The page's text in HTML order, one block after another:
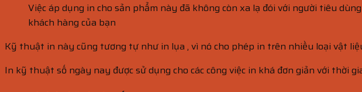
Việc áp dụng in cho sản phẩm này đã không còn xa lạ đói với người tiêu
khách hàng của bạn
Kỹ thuật in này cũng tương tự như in lụa , vì nó cho phép in trên nhiều loại vật
In kỹ thuật số ngày nay được sử dụng cho các công việc in khá đơn giản với thời